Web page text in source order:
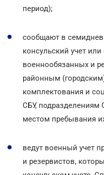
период);
сообщают в
консульский учет
военнообязанных и
районным
комплектования и
СБУ,
местом пребывания
ведут военный учет
и резервистов,